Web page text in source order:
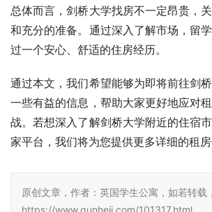
总体而言，剑桥大学找房不一定昂贵，
和充分的准备。通过深入了解市场，留
过一个安心、舒适的住房经历。
通过本文，我们希望能够为即将前往剑
一些有益的信息，帮助大家更好地应对
战。若想深入了解剑桥大学附近的住宿
家平台，我们将为您提供更多详细的租房
原创文章，作者：英国学生公寓，如若转载
https://www.qunheji.com/101317.html